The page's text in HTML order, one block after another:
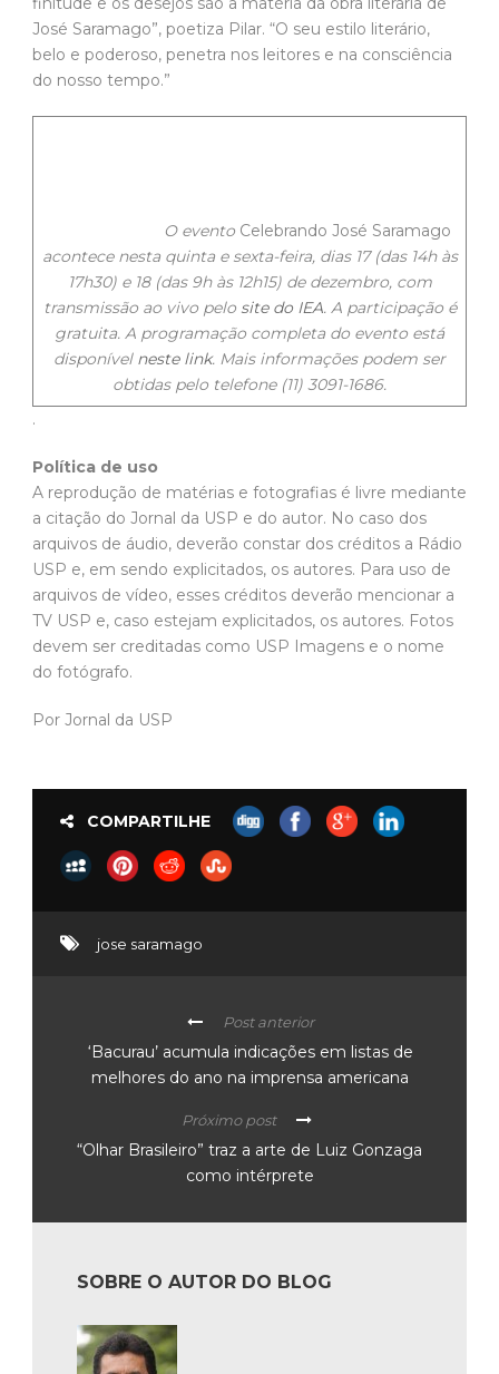
acontece nesta quinta e sexta-feira, dias 17 (das 14h às
obtidas pelo telefone (11) 3091-1686.
Política de uso
A reprodução de matérias e fotografias é livre mediante
a citação do Jornal da USP e do autor. No caso dos
arquivos de áudio, deverão constar dos créditos a Rádio
USP e, em sendo explicitados, os autores. Para uso de
TV USP e, caso estejam explicitados, os autores. Fotos
devem ser creditadas como USP Imagens e o nome
do fotógrafo.
Por Jornal da USP
COMPARTILHE
Post anterior
‘Bacurau’ acumula indicações em listas de
melhores do ano na imprensa americana
como intérprete
SOBRE O AUTOR DO BLOG
Juscelino Antonio Dourado é um gestor